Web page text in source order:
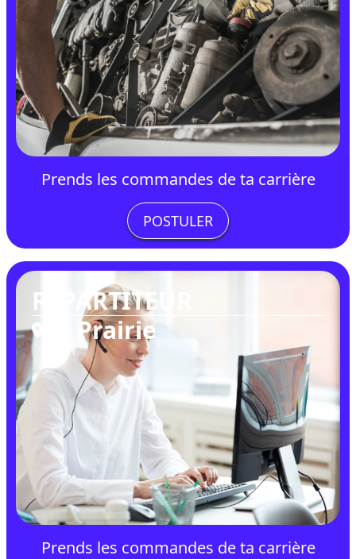
Prends les commandes de ta carrière
POSTULER
RÉPARTITEUR
La Prairie
Prends les commandes de ta carrière